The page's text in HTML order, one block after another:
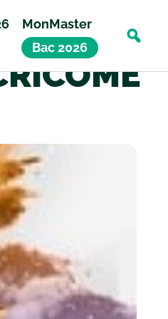
MonMaster
Bac 2026